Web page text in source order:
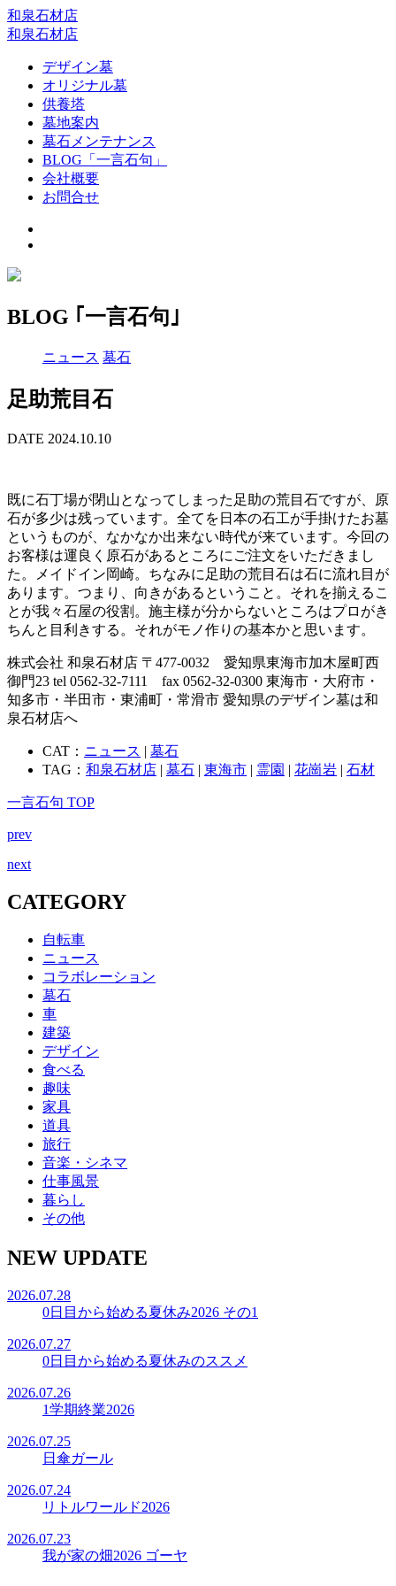
和泉石材店
和泉石材店
デザイン墓
オリジナル墓
供養塔
墓地案内
墓石メンテナンス
BLOG「一言石句」
会社概要
お問合せ
BLOG ｢一言石句｣
ニュース 墓石
足助荒目石
DATE 2024.10.10
既に石丁場が閉山となってしまった足助の荒目石ですが、原
石が多少は残っています。全てを日本の石工が手掛けたお墓
というものが、なかなか出来ない時代が来ています。今回の
お客様は運良く原石があるところにご注文をいただきまし
た。メイドイン岡崎。ちなみに足助の荒目石は石に流れ目が
あります。つまり、向きがあるということ。それを揃えるこ
とが我々石屋の役割。施主様が分からないところはプロがき
ちんと目利きする。それがモノ作りの基本かと思います。
株式会社 和泉石材店 〒477-0032 愛知県東海市加木屋町西
御門23 tel 0562-32-7111 fax 0562-32-0300 東海市・大府市・
知多市・半田市・東浦町・常滑市 愛知県のデザイン墓は和
泉石材店へ
CAT： ニュース | 墓石
TAG： 和泉石材店 | 墓石 | 東海市 | 霊園 | 花崗岩 | 石材
一言石句 TOP
prev
next
CATEGORY
自転車
ニュース
コラボレーション
墓石
車
建築
デザイン
食べる
趣味
家具
道具
旅行
音楽・シネマ
仕事風景
暮らし
その他
NEW UPDATE
2026.07.28
0日目から始める夏休み2026 その1
2026.07.27
0日目から始める夏休みのススメ
2026.07.26
1学期終業2026
2026.07.25
日傘ガール
2026.07.24
リトルワールド2026
2026.07.23
我が家の畑2026 ゴーヤ